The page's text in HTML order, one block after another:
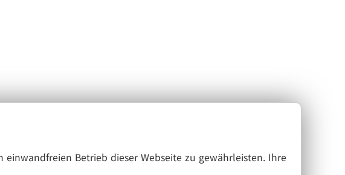
Betrieb dieser Webseite zu gewährleisten. Ihre